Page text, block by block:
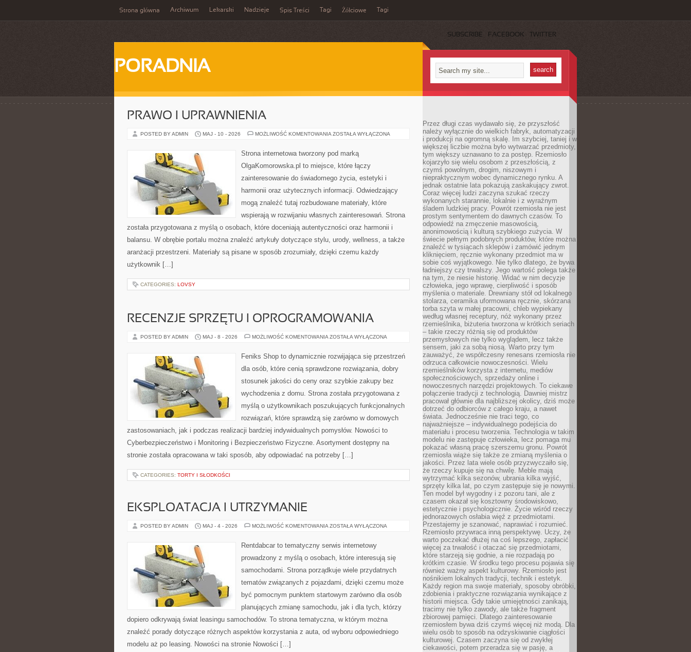
Strona główna Archiwum Lekarski Nadzieje Spis Treści Tagi Żółciowe Tagi
SUBSCRIBE FACEBOOK TWITTER
PORADNIA
PRAWO I UPRAWNIENIA
POSTED BY ADMIN MAJ - 10 - 2026 MOŻLIWOŚĆ KOMENTOWANIA PRAWO
ZOSTAŁA WYŁĄCZONA
Strona internetowa tworzony pod marką
OlgaKomorowska.pl to miejsce, które łączy
zainteresowanie do świadomego życia, estetyki i
harmonii oraz użytecznych informacji. Odwiedzający
mogą znaleźć tutaj rozbudowane materiały, które
wspierają w rozwijaniu własnych zainteresowań. Strona
została przygotowana z myślą o osobach, które doceniają autentyczności oraz harmonii i
balansu. W obrębie portalu można znaleźć artykuły dotyczące stylu, urody, wellness, a także
aranżacji przestrzeni. Materiały są pisane w sposób zrozumiały, dzięki czemu każdy
użytkownik […]
CATEGORIES: LOVSY
RECENZJE SPRZĘTU I OPROGRAMOWANIA
POSTED BY ADMIN MAJ - 8 - 2026 MOŻLIWOŚĆ KOMENTOWANIA RECENZJE
OPROGRAMOWANIA
ZOSTAŁA WYŁĄCZONA
Feniks Shop to dynamicznie rozwijająca się przestrzeń
dla osób, które cenią sprawdzone rozwiązania, dobry
stosunek jakości do ceny oraz szybkie zakupy bez
wychodzenia z domu. Strona została przygotowana z
myślą o użytkownikach poszukujących funkcjonalnych
rozwiązań, które sprawdzą się zarówno w domowych
zastosowaniach, jak i podczas realizacji bardziej indywidualnych pomysłów. Nowości to
Cyberbezpieczeństwo i Monitoring i Bezpieczeństwo Fizyczne. Asortyment dostępny na
stronie została opracowana w taki sposób, aby odpowiadać na potrzeby […]
CATEGORIES: TORTY I SŁODKOŚCI
EKSPLOATACJA I UTRZYMANIE
POSTED BY ADMIN MAJ - 4 - 2026 MOŻLIWOŚĆ KOMENTOWANIA EKSPLOATACJA
ZOSTAŁA WYŁĄCZONA
Rentdabcar to tematyczny serwis internetowy
prowadzony z myślą o osobach, które interesują się
samochodami. Strona porządkuje wiele przydatnych
tematów związanych z pojazdami, dzięki czemu może
być pomocnym punktem startowym zarówno dla osób
planujących zmianę samochodu, jak i dla tych, którzy
dopiero odkrywają świat leasingu samochodów. To strona tematyczna, w którym można
znaleźć porady dotyczące różnych aspektów korzystania z auta, od wyboru odpowiedniego
modelu aż po leasing. Nowości na stronie Nowości […]
Przez długi czas wydawało się, że przyszłość
należy wyłącznie do wielkich fabryk, automatyzacji
i produkcji na ogromną skalę. Im szybciej, taniej i w
większej liczbie można było wytwarzać przedmioty,
tym większy uznawano to za postęp. Rzemiosło
kojarzyło się wielu osobom z przeszłością, z
czymś powolnym, drogim, niszowym i
niepraktycznym wobec dynamicznego rynku. A
jednak ostatnie lata pokazują zaskakujący zwrot.
Coraz więcej ludzi zaczyna szukać rzeczy
wykonanych starannie, lokalnie i z wyraźnym
śladem ludzkiej pracy. Powrót rzemiosła nie jest
prostym sentymentem do dawnych czasów. To
odpowiedź na zmęczenie masowością,
anonimowością i kulturą szybkiego zużycia. W
świecie pełnym podobnych produktów, które można
znaleźć w tysiącach sklepów i zamówić jednym
kliknięciem, ręcznie wykonany przedmiot ma w
sobie coś wyjątkowego. Nie tylko dlatego, że bywa
ładniejszy czy trwalszy. Jego wartość polega także
na tym, że niesie historię. Widać w nim decyzje
człowieka, jego wprawę, cierpliwość i sposób
myślenia o materiale. Drewniany stół od lokalnego
stolarza, ceramika uformowana ręcznie, skórzana
torba szyta w małej pracowni, chleb wypiekany
według własnej receptury, nóż wykonany przez
rzemieślnika, biżuteria tworzona w krótkich seriach
– takie rzeczy różnią się od produktów
przemysłowych nie tylko wyglądem, lecz także
sensem, jaki za sobą niosą. Warto przy tym
zauważyć, że współczesny renesans rzemiosła nie
odrzuca całkowicie nowoczesności. Wielu
rzemieślników korzysta z internetu, mediów
społecznościowych, sprzedaży online i
nowoczesnych narzędzi projektowych. To ciekawe
połączenie tradycji z technologią. Dawniej mistrz
pracował głównie dla najbliższej okolicy, dziś może
dotrzeć do odbiorców z całego kraju, a nawet
świata. Jednocześnie nie traci tego, co
najważniejsze – indywidualnego podejścia do
materiału i procesu tworzenia. Technologia w takim
modelu nie zastępuje człowieka, lecz pomaga mu
pokazać własną pracę szerszemu gronu. Powrót
rzemiosła wiąże się także ze zmianą myślenia o
jakości. Przez lata wiele osób przyzwyczaiło się,
że rzeczy kupuje się na chwilę. Meble mają
wytrzymać kilka sezonów, ubrania kilka wyjść,
sprzęty kilka lat, po czym zastępuje się je nowymi.
Ten model był wygodny i z pozoru tani, ale z
czasem okazał się kosztowny środowiskowo,
estetycznie i psychologicznie. Życie wśród rzeczy
jednorazowych osłabia więź z przedmiotami.
Przestajemy je szanować, naprawiać i rozumieć.
Rzemiosło przywraca inną perspektywę. Uczy, że
warto poczekać dłużej na coś lepszego, zapłacić
więcej za trwałość i otaczać się przedmiotami,
które starzeją się godnie, a nie rozpadają po
krótkim czasie. W środku tego procesu pojawia się
również ważny aspekt kulturowy. Rzemiosło jest
nośnikiem lokalnych tradycji, technik i estetyk.
Każdy region ma swoje materiały, sposoby obróbki,
zdobienia i praktyczne rozwiązania wynikające z
historii miejsca. Gdy takie umiejętności zanikają,
tracimy nie tylko zawody, ale także fragment
zbiorowej pamięci. Dlatego zainteresowanie
rzemiosłem bywa dziś czymś więcej niż modą. Dla
wielu osób to sposób na odzyskiwanie ciągłości
kulturowej. Czasem zaczyna się od zwykłej
ciekawości, potem przeradza się w pasję, a